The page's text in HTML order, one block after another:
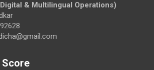
& Multilingual Operations)
Score